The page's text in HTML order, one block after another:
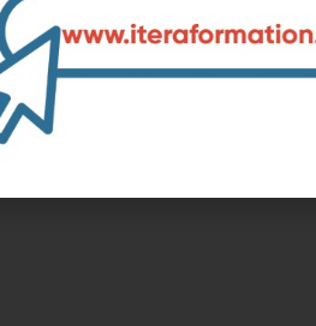
84 (Vaucluse)